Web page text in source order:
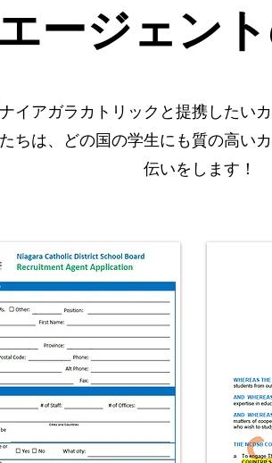
ージェン
イアガラカトリックと提携したい
ちは、どの国の学生にも質の高い
伝いをします！